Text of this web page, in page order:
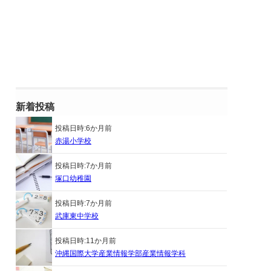
新着投稿
投稿日時:6か月前
赤湯小学校
投稿日時:7か月前
塚口幼稚園
投稿日時:7か月前
武庫東中学校
投稿日時:11か月前
沖縄国際大学産業情報学部産業情報学科